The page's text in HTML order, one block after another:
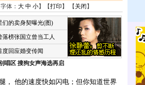
体： 大 中 小】【打印 】 【 关闭 】
们的卖身契曝光(图)
落榜张国立曾当工人
度回应婚变传闻
唱区 搜狗女声海选再启
他的速度快如闪电；但你知道世界